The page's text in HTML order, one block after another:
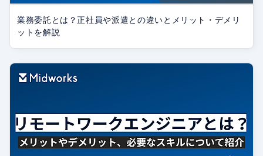
業務委託とは？正社員や派遣との違いとメリット・デメリ
ットを解説